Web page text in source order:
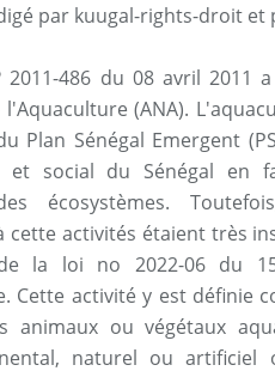
par kuugal-rights-droit et
2011-486 du 08 avril 2011
(ANA).
Plan Sénégal Emergent
et social du Sénégal en
écosystèmes.
cette activités étaient très
la loi no 2022-06 du
Cette activité y est définie
animaux ou végétaux
naturel ou